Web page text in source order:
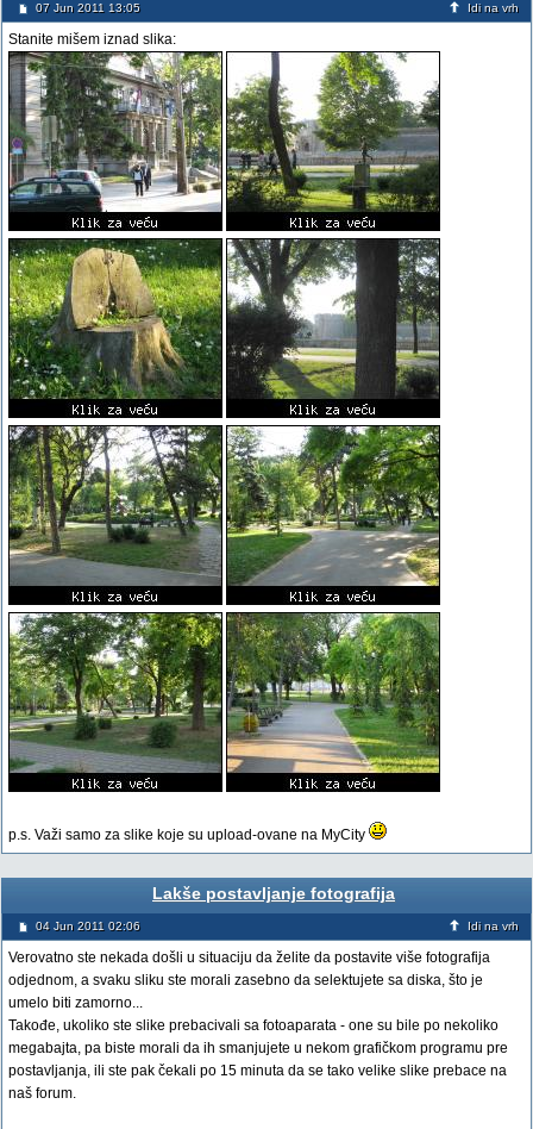
07 Jun 2011 13:05 Idi na vrh
Stanite mišem iznad slika:
p.s. Važi samo za slike koje su upload-ovane na MyCity
Lakše postavljanje fotografija
04 Jun 2011 02:06 Idi na vrh
Verovatno ste nekada došli u situaciju da želite da postavite više fotografija
odjednom, a svaku sliku ste morali zasebno da selektujete sa diska, što je
umelo biti zamorno...
Takođe, ukoliko ste slike prebacivali sa fotoaparata - one su bile po nekoliko
megabajta, pa biste morali da ih smanjujete u nekom grafičkom programu pre
postavljanja, ili ste pak čekali po 15 minuta da se tako velike slike prebace na
naš forum.